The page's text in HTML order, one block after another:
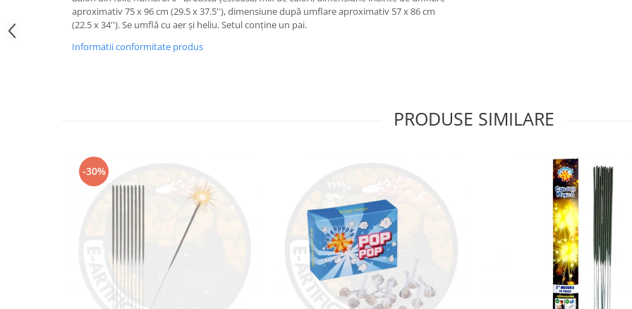
aproximativ 75 x 96 cm (29.5 x 37.5''), dimensiune după umflare aproximativ 57 x 86 cm
(22.5 x 34''). Se umflă cu aer și heliu. Setul conține un pai.
Informatii conformitate produs
PRODUSE SIMILARE
-30%